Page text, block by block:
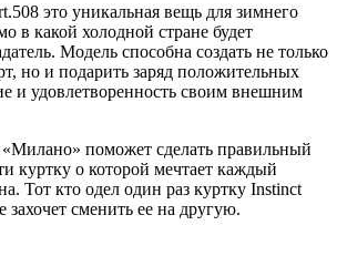
это уникальная вещь для зимнего
в какой холодной стране будет
Модель способна создать не только
но и подарить заряд положительных
и удовлетворенность своим внешним
поможет сделать правильный
куртку о которой мечтает каждый
Тот кто одел один раз куртку Instinct
захочет сменить ее на другую.